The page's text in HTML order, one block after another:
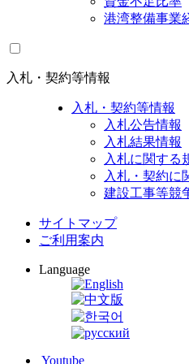
港湾整備事業
入札・契約等情報
入札・契約等情報
入札公告情報
入札結果情報
入札に関する
入札・契約に
建設工事等競
サイトマップ
ご利用案内
Language
Youtube